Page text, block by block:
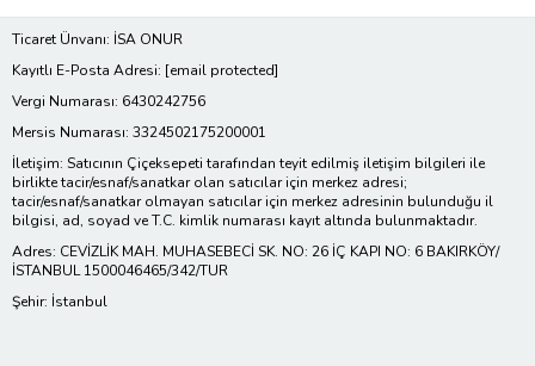
Ticaret Ünvanı: İSA ONUR
Kayıtlı E-Posta Adresi: [email protected]
Vergi Numarası: 6430242756
Mersis Numarası: 3324502175200001
İletişim: Satıcının Çiçeksepeti tarafından teyit edilmiş iletişim bilgileri ile
birlikte tacir/esnaf/sanatkar olan satıcılar için merkez adresi;
tacir/esnaf/sanatkar olmayan satıcılar için merkez adresinin bulunduğu il
bilgisi, ad, soyad ve T.C. kimlik numarası kayıt altında bulunmaktadır.
Adres: CEVİZLİK MAH. MUHASEBECİ SK. NO: 26 İÇ KAPI NO: 6 BAKIRKÖY/
İSTANBUL 1500046465/342/TUR
Şehir: İstanbul